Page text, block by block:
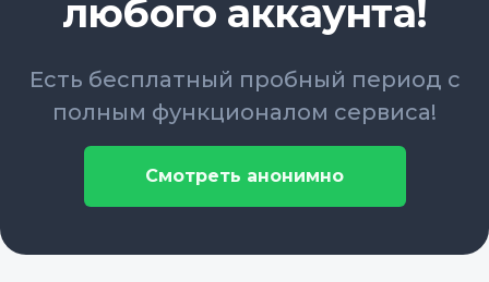
любого аккаунта!
Есть бесплатный пробный период с
полным функционалом сервиса!
Смотреть анонимно